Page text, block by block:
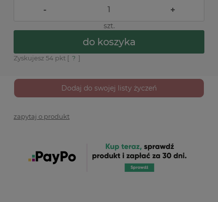
- +
szt.
do koszyka
Zyskujesz 54 pkt [ ? ]
Dodaj do swojej listy życzeń
zapytaj o produkt